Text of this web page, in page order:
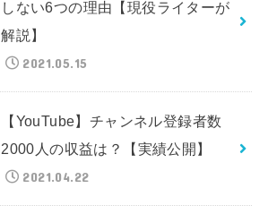
しない6つの理由【現役ライターが
解説】
2021.05.15
【YouTube】チャンネル登録者数
2000人の収益は？【実績公開】
2021.04.22